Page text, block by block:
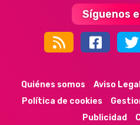
Síguenos
44k 9k
Quiénes somos Aviso Legal
Política de cookies
Publicidad